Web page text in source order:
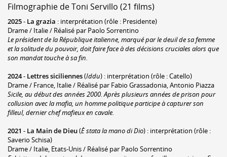
Filmographie de Toni Servillo (21 films)
2025- La grazia : interprétation (rôle : Presidente)
Drame / Italie / Réalisé par Paolo Sorrentino
Le président de la République italienne, marqué par le deuil de sa femme
et la solitude du pouvoir, doit faire face à des décisions cruciales alors que
son mandat touche à sa fin.
2024- Lettres siciliennes(Iddu) : interprétation (rôle : Catello)
Drame / France, Italie / Réalisé par Fabio Grassadonia, Antonio Piazza
Sicile, au début des années 2000. Après plusieurs années de prison pour
collusion avec la mafia, un homme politique participe à capturer son
filleul, dernier chef mafieux en cavale.
2021 - La Main de Dieu(È stata la mano di Dio) : interprétation (rôle :
Saverio Schisa)
Drame / Italie, Etats-Unis / Réalisé par Paolo Sorrentino